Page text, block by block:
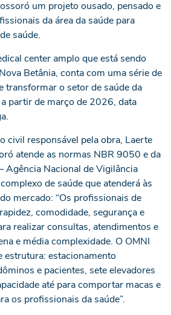
um projeto ousado, pensado e
da área da saúde para
saúde.
center amplo que está sendo
Betânia, conta com uma série de
transformar o setor de saúde da
partir de março de 2026, data
civil responsável pela obra, Laerte
atende as normas NBR 9050 e da
Agência Nacional de Vigilância
de saúde que atenderá às
mercado: “Os profissionais de
comodidade, segurança e
realizar consultas, atendimentos e
e média complexidade. O OMNI
estrutura: estacionamento
e pacientes, sete elevadores
até para comportar macas e
os profissionais da saúde”.